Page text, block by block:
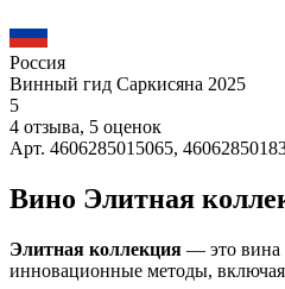
Россия
Винный гид Саркисяна 2025
5
4 отзыва, 5 оценок
Арт. 4606285015065,
Вино Элитная
Элитная коллекция — это вина
инновационные методы, включая